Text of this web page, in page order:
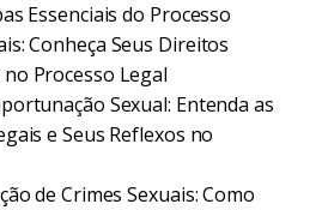
Essenciais do Processo
Conheça Seus Direitos
Processo Legal
Sexual: Entenda as
e Seus Reflexos no
de Crimes Sexuais: Como